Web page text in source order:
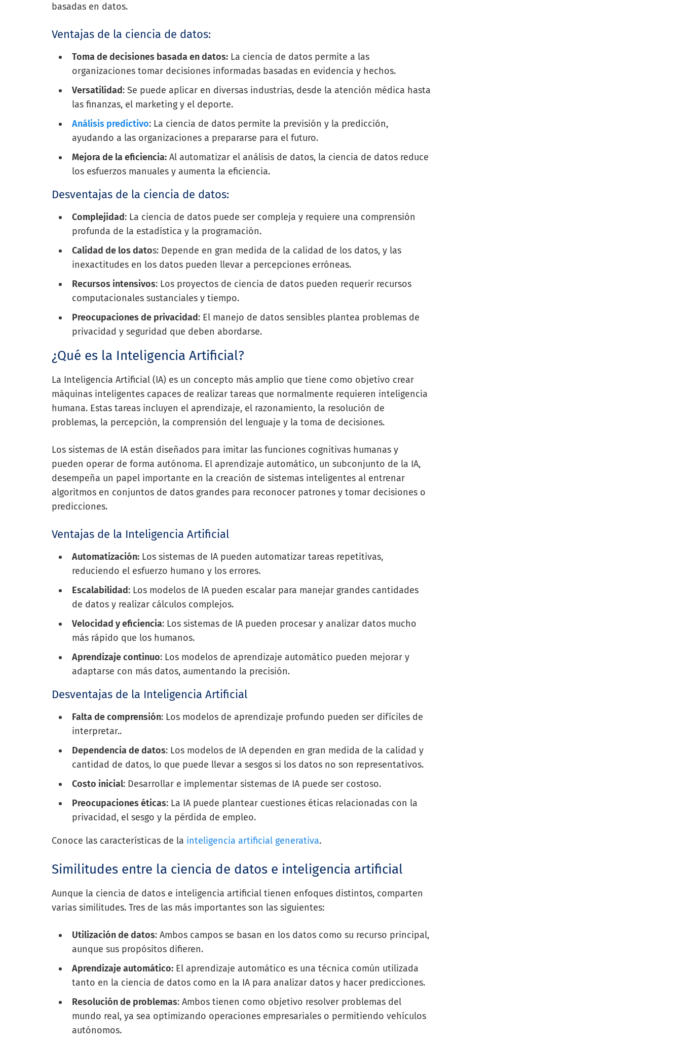
basadas en datos.
Ventajas de la ciencia de datos:
Toma de decisiones basada en datos: La ciencia de datos permite a las
organizaciones tomar decisiones informadas basadas en evidencia y hechos.
Versatilidad: Se puede aplicar en diversas industrias, desde la atención médica hasta
las finanzas, el marketing y el deporte.
Análisis predictivo: La ciencia de datos permite la previsión y la predicción,
ayudando a las organizaciones a prepararse para el futuro.
Mejora de la eficiencia: Al automatizar el análisis de datos, la ciencia de datos reduce
los esfuerzos manuales y aumenta la eficiencia.
Desventajas de la ciencia de datos:
Complejidad: La ciencia de datos puede ser compleja y requiere una comprensión
profunda de la estadística y la programación.
Calidad de los datos: Depende en gran medida de la calidad de los datos, y las
inexactitudes en los datos pueden llevar a percepciones erróneas.
Recursos intensivos: Los proyectos de ciencia de datos pueden requerir recursos
computacionales sustanciales y tiempo.
Preocupaciones de privacidad: El manejo de datos sensibles plantea problemas de
privacidad y seguridad que deben abordarse.
¿Qué es la Inteligencia Artificial?
La Inteligencia Artificial (IA) es un concepto más amplio que tiene como objetivo crear
máquinas inteligentes capaces de realizar tareas que normalmente requieren inteligencia
humana. Estas tareas incluyen el aprendizaje, el razonamiento, la resolución de
problemas, la percepción, la comprensión del lenguaje y la toma de decisiones.
Los sistemas de IA están diseñados para imitar las funciones cognitivas humanas y
pueden operar de forma autónoma. El aprendizaje automático, un subconjunto de la IA,
desempeña un papel importante en la creación de sistemas inteligentes al entrenar
algoritmos en conjuntos de datos grandes para reconocer patrones y tomar decisiones o
predicciones.
Ventajas de la Inteligencia Artificial
Automatización: Los sistemas de IA pueden automatizar tareas repetitivas,
reduciendo el esfuerzo humano y los errores.
Escalabilidad: Los modelos de IA pueden escalar para manejar grandes cantidades
de datos y realizar cálculos complejos.
Velocidad y eficiencia: Los sistemas de IA pueden procesar y analizar datos mucho
más rápido que los humanos.
Aprendizaje continuo: Los modelos de aprendizaje automático pueden mejorar y
adaptarse con más datos, aumentando la precisión.
Desventajas de la Inteligencia Artificial
Falta de comprensión: Los modelos de aprendizaje profundo pueden ser difíciles de
interpretar..
Dependencia de datos: Los modelos de IA dependen en gran medida de la calidad y
cantidad de datos, lo que puede llevar a sesgos si los datos no son representativos.
Costo inicial: Desarrollar e implementar sistemas de IA puede ser costoso.
Preocupaciones éticas: La IA puede plantear cuestiones éticas relacionadas con la
privacidad, el sesgo y la pérdida de empleo.
Conoce las características de la inteligencia artificial generativa.
Similitudes entre la ciencia de datos e inteligencia artificial
Aunque la ciencia de datos e inteligencia artificial tienen enfoques distintos, comparten
varias similitudes. Tres de las más importantes son las siguientes:
Utilización de datos: Ambos campos se basan en los datos como su recurso principal,
aunque sus propósitos difieren.
Aprendizaje automático: El aprendizaje automático es una técnica común utilizada
tanto en la ciencia de datos como en la IA para analizar datos y hacer predicciones.
Resolución de problemas: Ambos tienen como objetivo resolver problemas del
mundo real, ya sea optimizando operaciones empresariales o permitiendo vehículos
autónomos.